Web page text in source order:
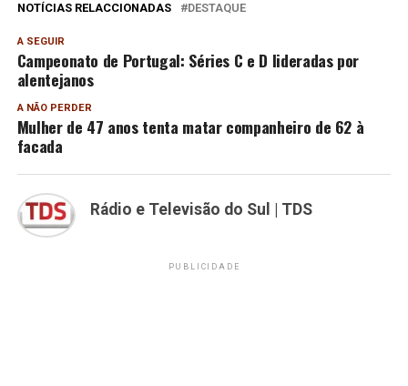
NOTÍCIAS RELACCIONADAS DESTAQUE
A SEGUIR
Campeonato de Portugal: Séries C e D lideradas por
alentejanos
A NÃO PERDER
Mulher de 47 anos tenta matar companheiro de 62 à
facada
Rádio e Televisão do Sul | TDS
PUBLICIDADE